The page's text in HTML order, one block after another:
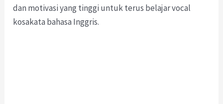
dan motivasi yang tinggi untuk terus belajar vocal
kosakata bahasa Inggris.